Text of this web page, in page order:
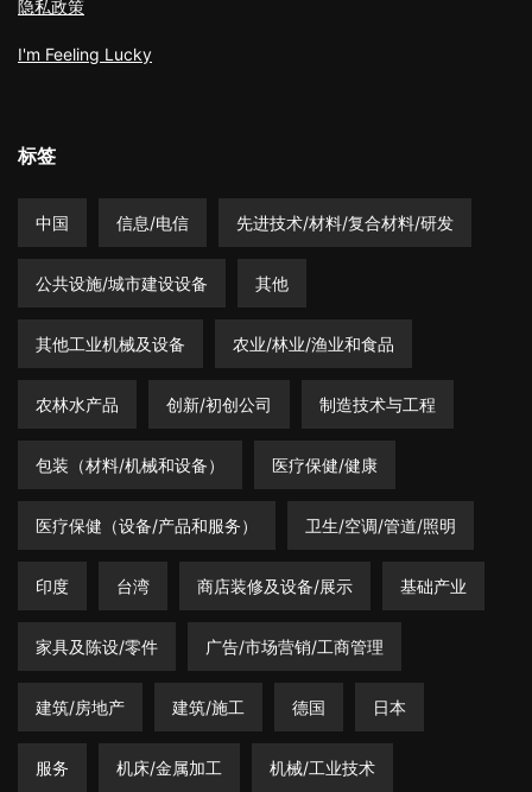
隐私政策
I'm Feeling Lucky
标签
中国 信息/电信 先进技术/材料/复合材料/研发
公共设施/城市建设设备 其他
其他工业机械及设备 农业/林业/渔业和食品
农林水产品 创新/初创公司 制造技术与工程
包装（材料/机械和设备） 医疗保健/健康
医疗保健（设备/产品和服务） 卫生/空调/管道/照明
印度 台湾 商店装修及设备/展示 基础产业
家具及陈设/零件 广告/市场营销/工商管理
建筑/房地产 建筑/施工 德国 日本
服务 机床/金属加工 机械/工业技术